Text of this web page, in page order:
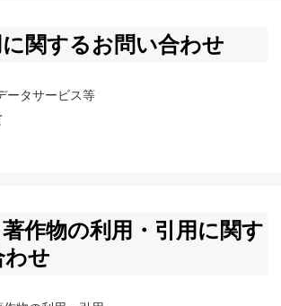
関するお問い合わせ
ータサービス等
作物の利用・引用に関す
わせ